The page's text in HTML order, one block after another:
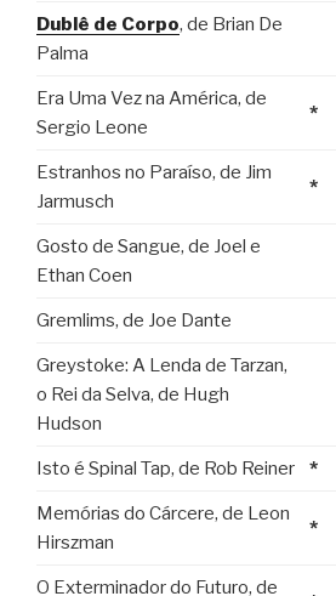
Dublê de Corpo, de Brian De
Palma
Era Uma Vez na América, de
Sergio Leone
*
Estranhos no Paraíso, de Jim
Jarmusch
*
Gosto de Sangue, de Joel e
Ethan Coen
Gremlims, de Joe Dante
Greystoke: A Lenda de Tarzan,
o Rei da Selva, de Hugh
Hudson
Isto é Spinal Tap, de Rob Reiner *
Memórias do Cárcere, de Leon
Hirszman
*
O Exterminador do Futuro, de